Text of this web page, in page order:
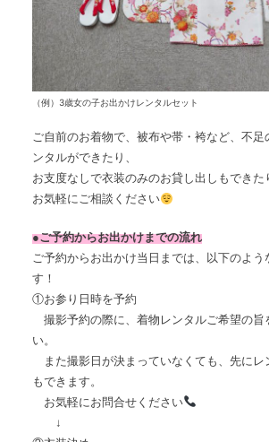
（例）3歳女の子お出かけレンタルセット
ご自前のお着物で、被布や帯・袴など、不足
ンタルができたり、
お支度なしで衣装のみのお貸し出しもできた
お気軽にご相談ください
●ご予約からお出かけまでの流れ
ご予約からお出かけ当日までは、以下のよう
す！
①お参り日時を予約
撮影予約の際に、着物レンタルご希望の旨
い。
また撮影日が決まっていなくても、先にレ
もできます。
お気軽にお問合せください
↓